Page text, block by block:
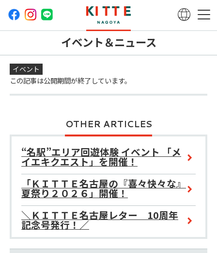
イベント＆ニュース
イベント
この記事は公開期間が終了しています。
OTHER ARTICLES
“名駅”エリア回遊体験 イベント 「メ
イエキクエスト」を開催！
「ＫＩＴＴＥ名古屋の『喜々快々な』
夏祭り２０２６」開催！
＼ＫＩＴＴＥ名古屋レター 10周年
記念号発行！／